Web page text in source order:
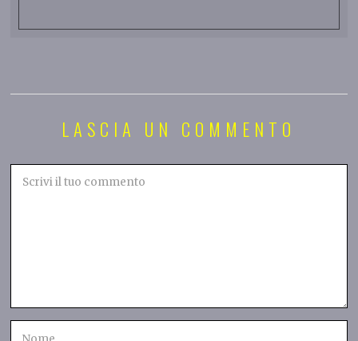
LASCIA UN COMMENTO